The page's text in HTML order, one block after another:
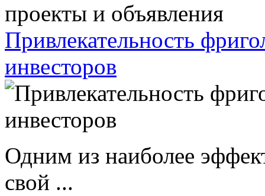
проекты и объявления
Привлекательность
инвесторов
Одним из наиболее
свой ...